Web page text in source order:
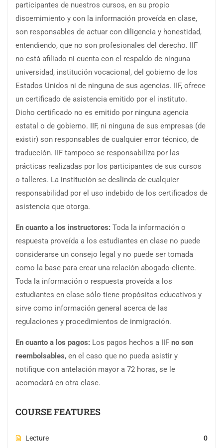
participantes de nuestros cursos, en su propio
discernimiento y con la información proveída en clase,
son responsables de actuar con diligencia y honestidad,
entendiendo, que no son profesionales del derecho. IIF
no está afiliado ni cuenta con el respaldo de ninguna
universidad, institución vocacional, del gobierno de los
Estados Unidos ni de ninguna de sus agencias. IIF, ofrece
un certificado de asistencia emitido por el instituto.
Dicho certificado no es emitido por ninguna agencia
estatal o de gobierno. IIF, ni ninguna de sus empresas (de
existir) son responsables de cualquier error técnico, de
traducción. IIF tampoco se responsabiliza por las
prácticas realizadas por los participantes de sus cursos
o talleres. La institución se deslinda de cualquier
responsabilidad por el uso indebido de los certificados de
asistencia que otorga.
En cuanto a los instructores: Toda la información o
respuesta proveída a los estudiantes en clase no puede
considerarse un consejo legal y no puede ser tomada
como la base para crear una relación abogado-cliente.
Toda la información o respuesta proveída a los
estudiantes en clase sólo tiene propósitos educativos y
sirve como información general acerca de las
regulaciones y procedimientos de inmigración.
En cuanto a los pagos: Los pagos hechos a IIF no son
reembolsables, en el caso que no pueda asistir y
notifique con antelación mayor a 72 horas, se le
acomodará en otra clase.
COURSE FEATURES
Lecture 0